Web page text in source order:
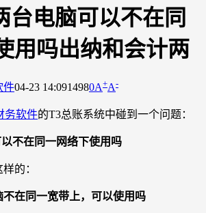
台电脑可以不在同
用吗出纳和会计两
件04-23 14:0914980A+A-
务软件的T3总账系统中碰到一个问题：
不在同一网络下使用吗
的：
在同一宽带上，可以使用吗